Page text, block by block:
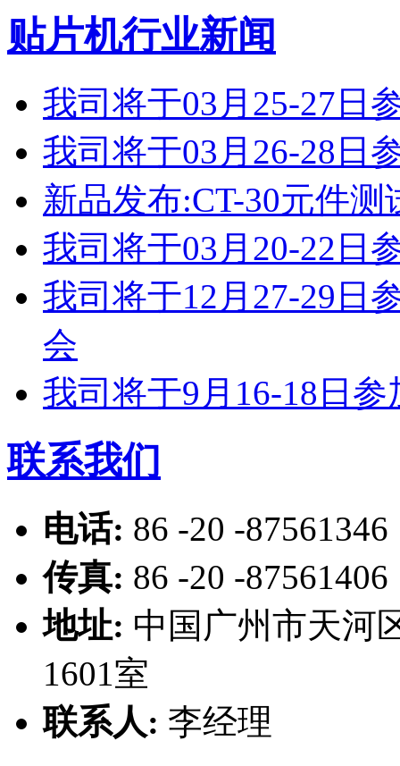
贴片机行业新闻
我司将于03月25-27日
我司将于03月26-28日
新品发布:CT-30元件测
我司将于03月20-22日
我司将于12月27-29日
会
我司将于9月16-18日
联系我们
电话: 86 -20 -87561346
传真: 86 -20 -87561406
地址: 中国广州市天河
1601室
联系人: 李经理